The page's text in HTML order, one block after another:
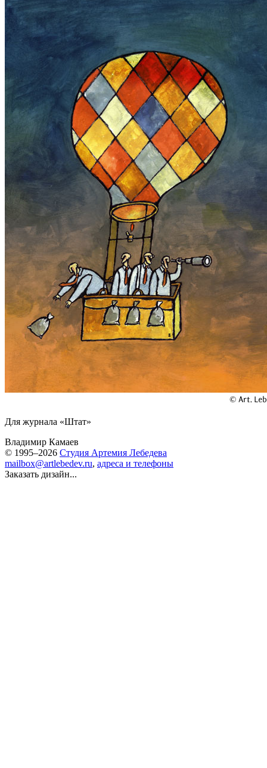
Для журнала «Штат»
Владимир Камаев
© 1995–2026 Студия Артемия Лебедева
mailbox@artlebedev.ru, адреса и телефоны
Заказать дизайн...